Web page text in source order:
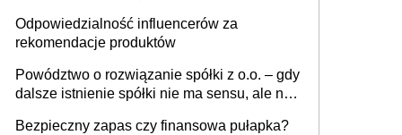
Odpowiedzialność influencerów za
rekomendacje produktów
Powództwo o rozwiązanie spółki z o.o. – gdy
dalsze istnienie spółki nie ma sensu, ale nie
Bezpieczny zapas czy finansowa pułapka?